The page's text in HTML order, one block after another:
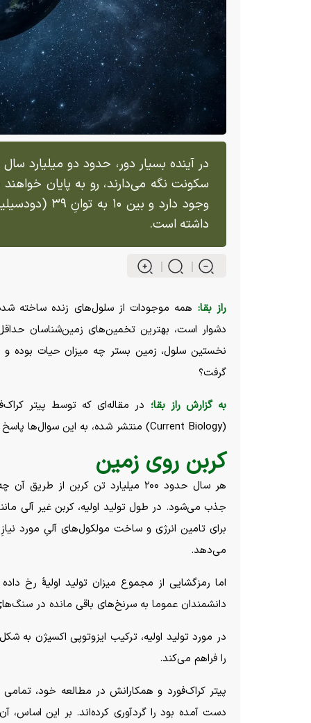
در آینده بسیار دور، حدود دو میلیارد
داشته است.
راز بقا: همه موجودات از سلول‌های زنده ساخته
نخستین سلول، زمین بستر چه میزان حیات بوده
گرفت؟
به گزارش راز بقا؛ در مقاله‌ای که توسط پیتر
(Current Biology) منتشر شده، به این سوال‌ها پاسخ گفته شده است.
کربن روی زمین
جذب می‌شود. در طول تولید اولیه، کربن غیر آلی
برای تامین انرژی و ساخت مولکول‌های آلیِ مورد
می‌دهد.
اما رمزگشایی از مجموع میزان تولید اولیهٔ رخ
دانشمندان عموما به سرنخ‌های باقی مانده در
در مورد تولید اولیه، ترکیب ایزوتوپی اکسیژن به
را فراهم می‌کند.
پیتر کراک‌فورد و همکارانش در مطالعه خود، تمامی